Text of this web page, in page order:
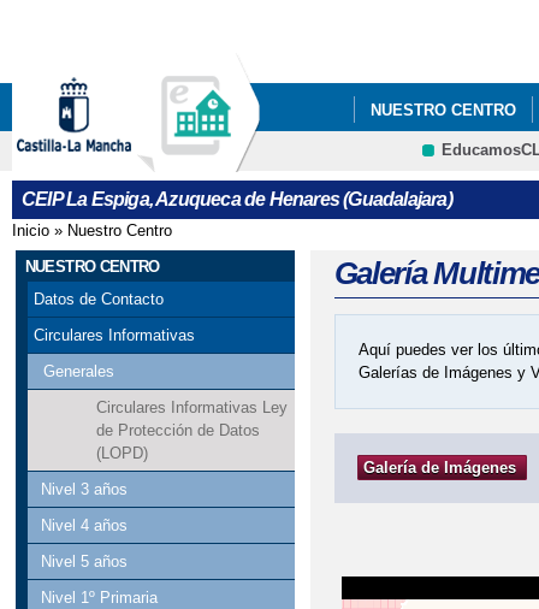
NUESTRO CENTRO
CRFP
CEIP La Espiga, Azuqueca de Henares (Guadalajara)
Se encuentra usted aquí
Inicio » Nuestro Centro
NUESTRO CENTRO
Datos de Contacto
Circulares Informativas
Generales
Circulares Informativas Ley
de Protección de Datos
(LOPD)
Nivel 3 años
Nivel 4 años
Nivel 5 años
Nivel 1º Primaria
Galería
Aquí puedes ver los
Galerías de Imágenes y
Galería de Imágenes